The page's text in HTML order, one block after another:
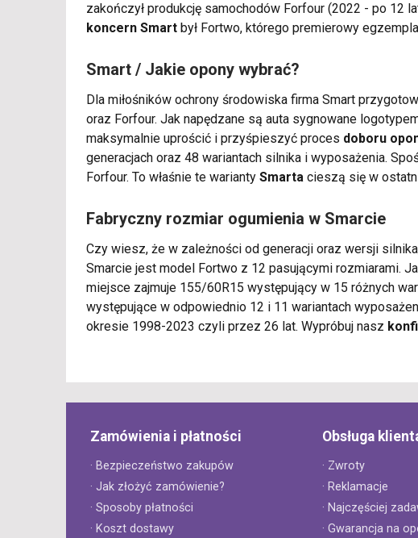
zakończył produkcję samochodów Forfour (2022 - po 12
koncern Smart był Fortwo, którego premierowy
Smart / Jakie opony wybrać?
Dla miłośników ochrony środowiska firma Smart
oraz Forfour. Jak napędzane są auta sygnowane
maksymalnie uprościć i przyśpieszyć proces doboru
generacjach oraz 48 wariantach silnika i wyposażenia.
Forfour. To właśnie te warianty Smarta cieszą się w
Fabryczny rozmiar ogumienia w Smarcie
Czy wiesz, że w zależności od generacji oraz wersji
Smarcie jest model Fortwo z 12 pasującymi rozmiarami.
miejsce zajmuje 155/60R15 występujący w 15 różnych
występujące w odpowiednio 12 i 11 wariantach
okresie 1998-2023 czyli przez 26 lat. Wypróbuj nasz
Zamówienia i płatności
· Bezpieczeństwo zakupów
· Jak złożyć zamówienie?
· Sposoby płatności
· Koszt dostawy
Obsługa
· Zwroty
· Reklamacje
· Najczęściej
· Gwarancja na